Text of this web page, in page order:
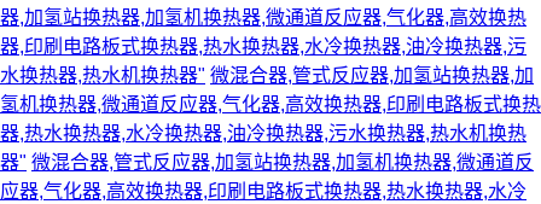
器,加氢站换热器,加氢机换热器,微通道反应器,气化器,高效换热
器,印刷电路板式换热器,热水换热器,水冷换热器,油冷换热器,污
水换热器,热水机换热器" 微混合器,管式反应器,加氢站换热器,加
氢机换热器,微通道反应器,气化器,高效换热器,印刷电路板式换热
器,热水换热器,水冷换热器,油冷换热器,污水换热器,热水机换热
器" 微混合器,管式反应器,加氢站换热器,加氢机换热器,微通道反
应器,气化器,高效换热器,印刷电路板式换热器,热水换热器,水冷